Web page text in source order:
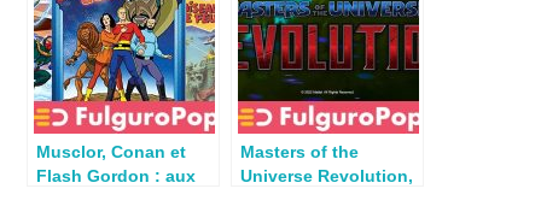
Musclor, Conan et
Flash Gordon : aux
Masters of the
Universe Revolution,